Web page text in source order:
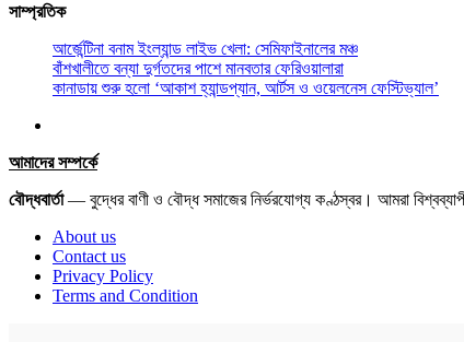
সাম্প্রতিক
আর্জেন্টিনা বনাম ইংল্যান্ড লাইভ খেলা: সেমিফাইনালের মঞ্চ
বাঁশখালীতে বন্যা দুর্গতদের পাশে মানবতার ফেরিওয়ালারা
কানাডায় শুরু হলো ‘আকাশ হ্যান্ডপ্যান, আর্টস ও ওয়েলনেস ফেস্টিভ্যাল’
আমাদের সম্পর্কে
বৌদ্ধবার্তা— বুদ্ধের বাণী ও বৌদ্ধ সমাজের নির্ভরযোগ্য কণ্ঠস্বর। আমরা
About us
Contact us
Privacy Policy
Terms and Condition